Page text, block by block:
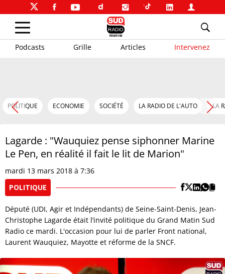
Podcasts Grille Articles Intervenez
POLITIQUE ECONOMIE SOCIÉTÉ LA RADIO DE L'AUTO LA
Lagarde : "Wauquiez pense siphonner Marine
Le Pen, en réalité il fait le lit de Marion"
mardi 13 mars 2018 à 7:36
POLITIQUE
Député (UDI, Agir et Indépendants) de Seine-Saint-Denis, Jean-
Christophe Lagarde était l’invité politique du Grand Matin Sud
Radio ce mardi. L'occasion pour lui de parler Front national,
Laurent Wauquiez, Mayotte et réforme de la SNCF.